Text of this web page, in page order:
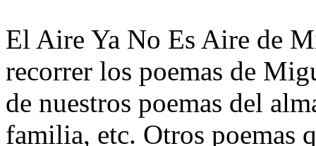
El Aire Ya No Es Aire de
recorrer los poemas de
de nuestros poemas del
familia, etc. Otros poemas